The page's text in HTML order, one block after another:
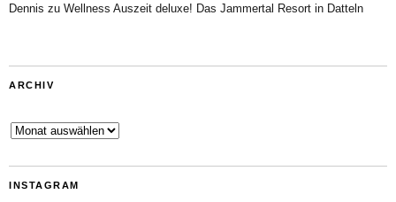
Dennis zu Wellness Auszeit deluxe! Das Jammertal Resort in Datteln
ARCHIV
Archiv
INSTAGRAM